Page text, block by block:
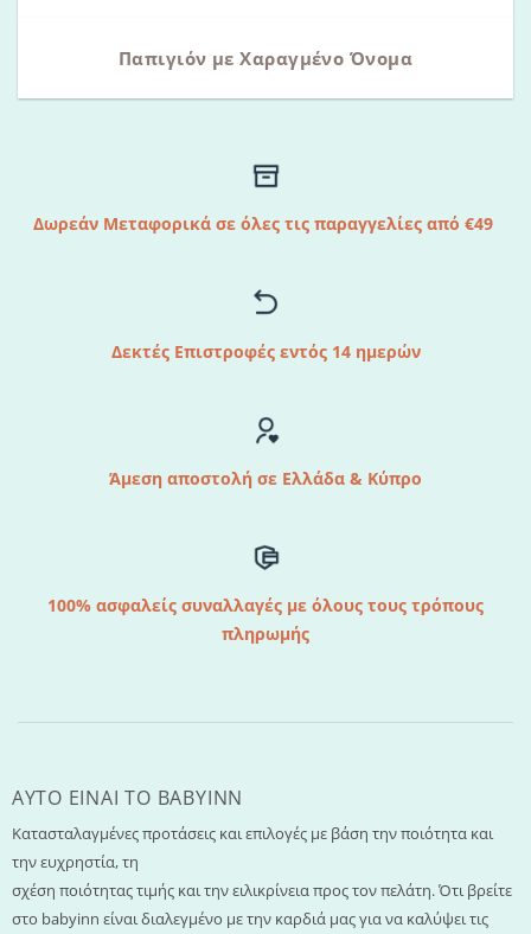
Παπιγιόν με Χαραγμένο Όνομα
Δωρεάν Μεταφορικά σε όλες τις παραγγελίες από €49
Δεκτές Επιστροφές εντός 14 ημερών
Άμεση αποστολή σε Ελλάδα & Κύπρο
100% ασφαλείς συναλλαγές με όλους τους τρόπους
πληρωμής
AYTO EINAI TO ΒΑΒΥΙΝΝ
Κατασταλαγμένες προτάσεις και επιλογές με βάση την ποιότητα και
την ευχρηστία, τη
σχέση ποιότητας τιμής και την ειλικρίνεια προς τον πελάτη. Ότι βρείτε
στο babyinn είναι διαλεγμένο με την καρδιά μας για να καλύψει τις